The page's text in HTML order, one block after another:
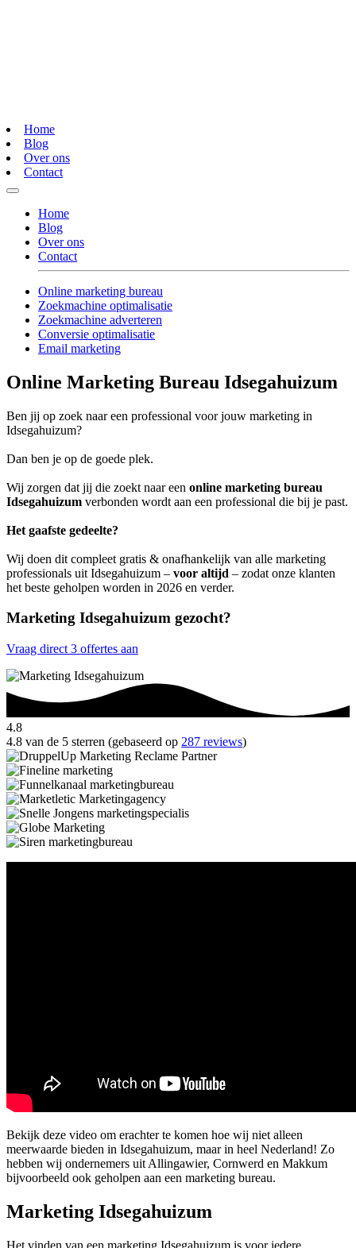
Home
Blog
Over ons
Contact
Home
Blog
Over ons
Contact
Online marketing bureau
Zoekmachine optimalisatie
Zoekmachine adverteren
Conversie optimalisatie
Email marketing
Online Marketing Bureau Idsegahuizum
Ben jij op zoek naar een professional voor jouw marketing in
Idsegahuizum?
Dan ben je op de goede plek.
Wij zorgen dat jij die zoekt naar een online marketing bureau
Idsegahuizum verbonden wordt aan een professional die bij je past.
Het gaafste gedeelte?
Wij doen dit compleet gratis & onafhankelijk van alle marketing
professionals uit Idsegahuizum – voor altijd – zodat onze klanten
het beste geholpen worden in 2026 en verder.
Marketing Idsegahuizum gezocht?
Vraag direct 3 offertes aan
4.8
4.8 van de 5 sterren (gebaseerd op 287 reviews)
Bekijk deze video om erachter te komen hoe wij niet alleen
meerwaarde bieden in Idsegahuizum, maar in heel Nederland! Zo
hebben wij ondernemers uit Allingawier, Cornwerd en Makkum
bijvoorbeeld ook geholpen aan een marketing bureau.
Marketing Idsegahuizum